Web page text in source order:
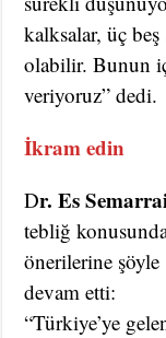
kalksalar, üç
olabilir. Bunun
veriyoruz” dedi.
İkram edin
Dr. Es
tebliğ
önerilerine şöyle
devam etti:
“Türkiye’ye